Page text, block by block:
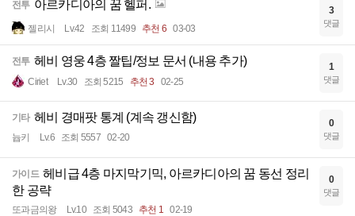
전투 아르카디아의 꿈 헬퍼.
젤리시 Lv.42 조회 11499 추천 6 03-03
3
댓글
전투 헤비 영웅 4층 짤팁/정보 문서 (내용 추가)
Ciriet Lv.30 조회 5215 추천 3 02-25
1
댓글
기타 헤비 경매팟 통계 (계속 갱신함)
늅키 Lv.6 조회 5557 02-20
0
댓글
가이드 헤비급 4층 마지막기믹, 아르카디아의 꿈 동선 정리
한 공략
또과금의왕 Lv.10 조회 5043 추천 1 02-19
0
댓글